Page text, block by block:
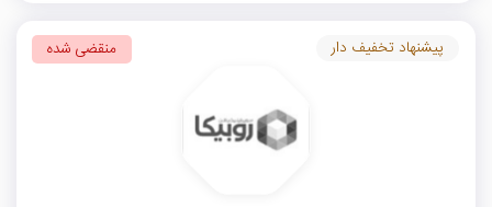
پیشنهاد تخفیف دار منقضی شده